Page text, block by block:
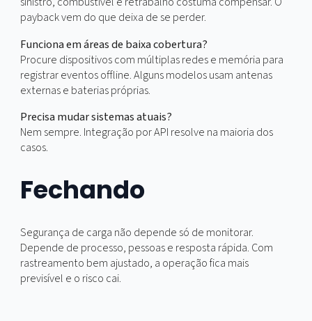
Rotas com geofences e pontos seguros
cadastrados
Alertas configurados com responsáveis e SLA
carga
Painel de indicadores ativo
Perguntas comuns